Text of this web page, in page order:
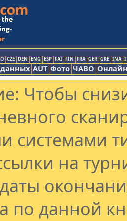
CZE DEN ENG ESP FAI FIN FRA GER GRE INA
данных AUT Фото ЧАВО
Чтобы
системами
на
по данной